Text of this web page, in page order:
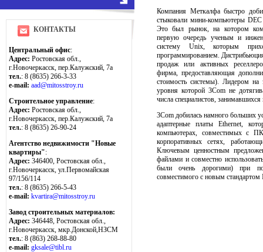
КОНТАКТЫ
Центральный офис:
Адрес: Ростовская обл.,
г.Новочеркасск, пер.Калужский, 7а
тел.: 8 (8635) 266-3-33
e-mail: aad@mitosstroy.ru
Строительное управление:
Адрес: Ростовская обл.,
г.Новочеркасск, пер.Калужский, 7а
тел.: 8 (8635) 26-90-24
Агентство недвижимости "Новые
квартиры":
Адрес: 346400, Ростовская обл.,
г.Новочеркасск, ул.Первомайская
97/156/114
тел.: 8 (8635) 266-5-43
e-mail: kvartira@mitosstroy.ru
Завод строительных материалов:
Адрес: 346448, Ростовская обл.,
г.Новочеркасск, мкр.Донской,НЗСМ
тел.: 8 (863) 268-88-80
e-mail: gksale@tibl.ru
Компания Меткалфа быстро
стыковали мини-компьютеры
Это был рынок, на котором
первую очередь ученым и
систему Unix, которым
программированием.
продаж или активных
фирма, предоставляющая
стоимость системы). Лидером
уровня которой 3Com не
числа специалистов,
3Com добилась намного больших
адаптерные платы Ethernet,
компьютерах, совместимых с
корпоративных сетях,
Ключевым ценностным
файлами и совместно
были очень дорогими) при
совместимого с новым